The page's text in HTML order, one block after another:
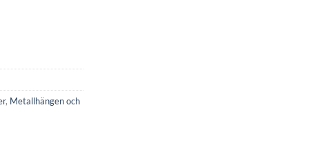
, Metallhängen och